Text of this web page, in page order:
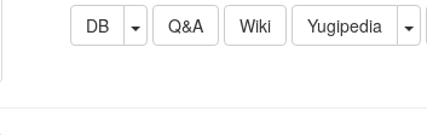
DB Q&A Wiki Yugipedia